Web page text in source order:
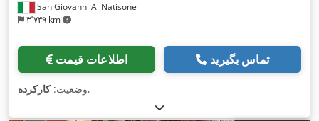
San Giovanni Al Natisone
۳٬۷۳۹ km
اطلاعات قیمت تماس بگیرید
وضعیت:کارکرده ,